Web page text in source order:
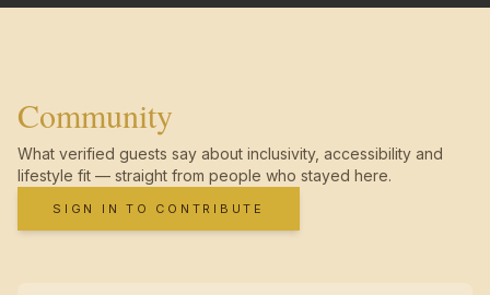
Community
What verified guests say about inclusivity, accessibility and
lifestyle fit — straight from people who stayed here.
SIGN IN TO CONTRIBUTE